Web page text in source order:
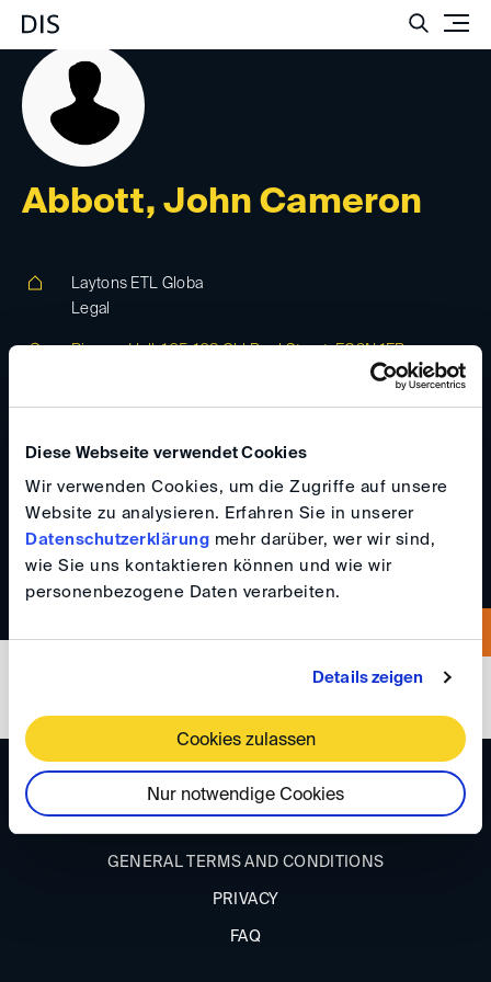
Diese Webseite verwendet Cookies
Wir verwenden Cookies, um die Zugriffe auf unsere
Website zu analysieren. Erfahren Sie in unserer
Datenschutzerklärung mehr darüber, wer wir sind,
wie Sie uns kontaktieren können und wie wir
personenbezogene Daten verarbeiten.
Details zeigen
Cookies zulassen
Nur notwendige Cookies
Abbott, John Cameron
Laytons ETL Globa
Legal
+447740292122
DIRECTIONS
GENERAL TERMS AND CONDITIONS
PRIVACY
FAQ